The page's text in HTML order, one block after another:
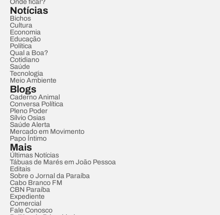
Onde ficar?
Notícias
Bichos
Cultura
Economia
Educação
Política
Qual a Boa?
Cotidiano
Saúde
Tecnologia
Meio Ambiente
Blogs
Caderno Animal
Conversa Política
Pleno Poder
Sílvio Osias
Saúde Alerta
Mercado em Movimento
Papo Íntimo
Mais
Últimas Notícias
Tábuas de Marés em João Pessoa
Editais
Sobre o Jornal da Paraíba
Cabo Branco FM
CBN Paraíba
Expediente
Comercial
Fale Conosco